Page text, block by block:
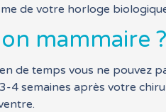
de votre horloge
mammaire ?
de temps vous ne pouvez
4 semaines après votre